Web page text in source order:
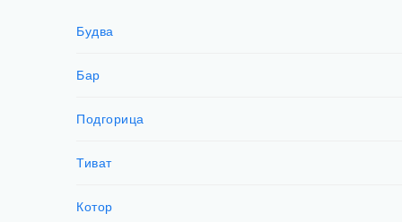
Будва
Бар
Подгорица
Тиват
Котор